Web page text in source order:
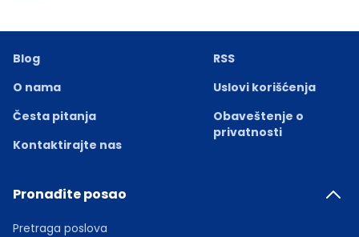
Blog
O nama
Česta pitanja
Kontaktirajte nas
RSS
Uslovi korišćenja
Obaveštenje o
privatnosti
Pronađite posao
Pretraga poslova